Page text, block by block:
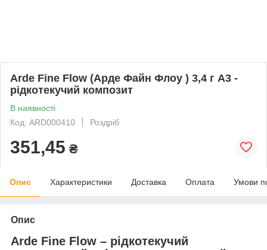
Arde Fine Flow (Арде Файн Флоу ) 3,4 г А3 -
рідкотекучий композит
В наявності
Код: ARD000410
Роздріб
351,45 ₴
Опис Характеристики Доставка Оплата Умови
Опис
Arde Fine Flow – рідкотекучий